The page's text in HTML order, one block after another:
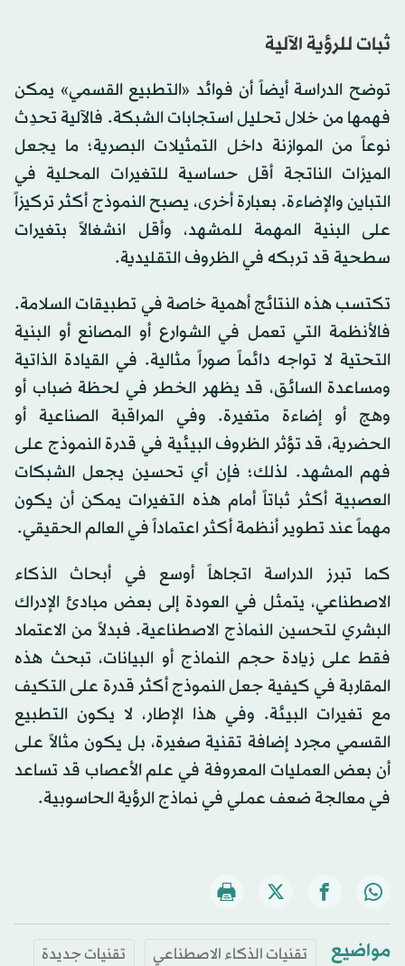
ثبات للرؤية الآلية
توضح الدراسة أيضاً أن فوائد «التطبيع القسمي» يمكن
فهمها من خلال تحليل استجابات الشبكة. فالآلية تحدِث
نوعاً من الموازنة داخل التمثيلات البصرية؛ ما يجعل
الميزات الناتجة أقل حساسية للتغيرات المحلية في
التباين والإضاءة. بعبارة أخرى، يصبح النموذج أكثر تركيزاً
على البنية المهمة للمشهد، وأقل انشغالاً بتغيرات
سطحية قد تربكه في الظروف التقليدية.
تكتسب هذه النتائج أهمية خاصة في تطبيقات السلامة.
فالأنظمة التي تعمل في الشوارع أو المصانع أو البنية
التحتية لا تواجه دائماً صوراً مثالية. في القيادة الذاتية
ومساعدة السائق، قد يظهر الخطر في لحظة ضباب أو
وهج أو إضاءة متغيرة. وفي المراقبة الصناعية أو
الحضرية، قد تؤثر الظروف البيئية في قدرة النموذج على
فهم المشهد. لذلك؛ فإن أي تحسين يجعل الشبكات
العصبية أكثر ثباتاً أمام هذه التغيرات يمكن أن يكون
مهماً عند تطوير أنظمة أكثر اعتماداً في العالم الحقيقي.
كما تبرز الدراسة اتجاهاً أوسع في أبحاث الذكاء
الاصطناعي، يتمثل في العودة إلى بعض مبادئ الإدراك
البشري لتحسين النماذج الاصطناعية. فبدلاً من الاعتماد
فقط على زيادة حجم النماذج أو البيانات، تبحث هذه
المقاربة في كيفية جعل النموذج أكثر قدرة على التكيف
مع تغيرات البيئة. وفي هذا الإطار، لا يكون التطبيع
القسمي مجرد إضافة تقنية صغيرة، بل يكون مثالاً على
أن بعض العمليات المعروفة في علم الأعصاب قد تساعد
في معالجة ضعف عملي في نماذج الرؤية الحاسوبية.
مواضيع تقنيات الذكاء الاصطناعي
تقنيات جديدة